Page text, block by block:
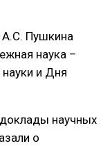
А.С. Пушкина
наука –
и Дня
научных
о